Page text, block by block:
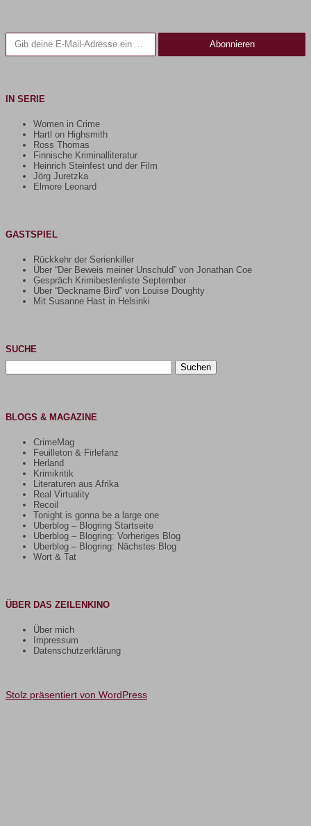
Gib deine E-Mail-Adresse ein ...
Abonnieren
IN SERIE
Women in Crime
Hartl on Highsmith
Ross Thomas
Finnische Kriminalliteratur
Heinrich Steinfest und der Film
Jörg Juretzka
Elmore Leonard
GASTSPIEL
Rückkehr der Serienkiller
Über “Der Beweis meiner Unschuld” von Jonathan Coe
Gespräch Krimibestenliste September
Über “Deckname Bird” von Louise Doughty
Mit Susanne Hast in Helsinki
SUCHE
Suchen
nach:
BLOGS & MAGAZINE
CrimeMag
Feuilleton & Firlefanz
Herland
Krimikritik
Literaturen aus Afrika
Real Virtuality
Recoil
Tonight is gonna be a large one
Uberblog – Blogring Startseite
Uberblog – Blogring: Vorheriges Blog
Uberblog – Blogring: Nächstes Blog
Wort & Tat
ÜBER DAS ZEILENKINO
Über mich
Impressum
Datenschutzerklärung
Stolz präsentiert von WordPress